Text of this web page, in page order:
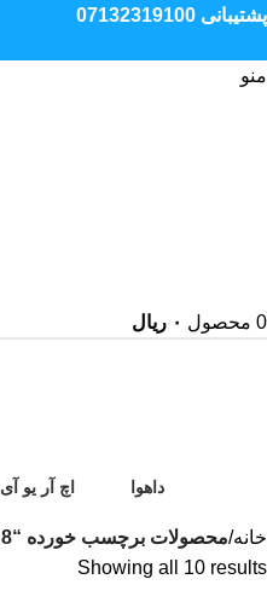
پشتیبانی 07132319100
منو
0 محصول ۰ ریال
داهوا
اچ آر یو آی
خانه محصولات برچسب خورده “8 کانال”
Showing all 10 results